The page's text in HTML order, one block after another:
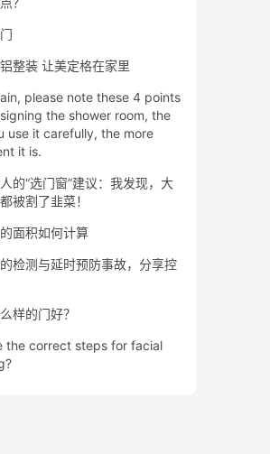
整装 让美定格在家里
please note these 4 points
the shower room, the
use it carefully, the more
it is.
的“选门窗”建议：我发现，大
被割了韭菜！
面积如何计算
检测与延时预防事故，分享控
样的门好？
the correct steps for facial